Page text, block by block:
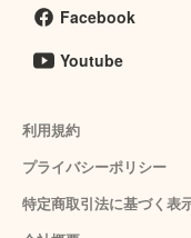
Facebook
Youtube
利用規約
プライバシーポリシー
特定商取引法に基づく表